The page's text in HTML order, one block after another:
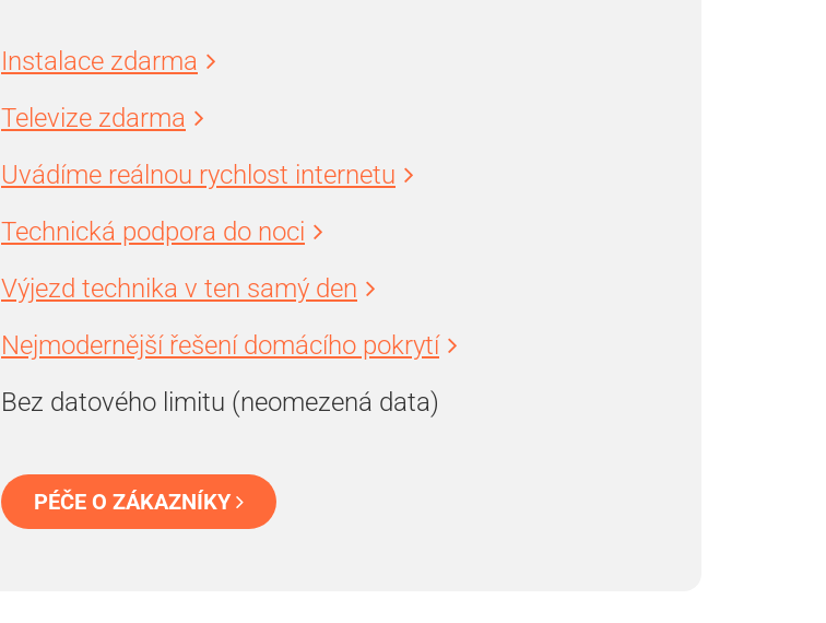
Instalace zdarma
Televize zdarma
Uvádíme reálnou rychlost internetu
Technická podpora do noci
Výjezd technika v ten samý den
Nejmodernější řešení domácího pokrytí
Bez datového limitu (neomezená data)
PÉČE O ZÁKAZNÍKY